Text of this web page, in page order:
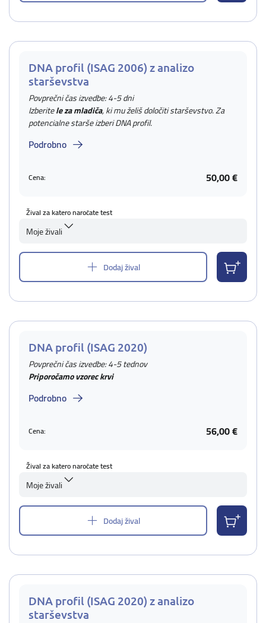
DNA profil (ISAG 2006) z analizo
starševstva
Povprečni čas izvedbe: 4-5 dni
Izberitele za mladiča, ki mu želiš določiti starševstvo. Za
potencialne starše izberi DNA profil.
Podrobno
Cena: 50,00 €
Žival za katero naročate test
Moje živali
Dodaj žival
DNA profil (ISAG 2020)
Povprečni čas izvedbe: 4-5 tednov
Priporočamo vzorec krvi
Podrobno
Cena: 56,00 €
Žival za katero naročate test
Moje živali
Dodaj žival
DNA profil (ISAG 2020) z analizo
starševstva